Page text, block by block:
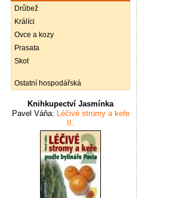
Drůbež
Králíci
Ovce a kozy
Prasata
Skot
Ostatní hospodářská
Knihkupectví Jasmínka
Pavel Váňa: Léčivé stromy a keře
II.